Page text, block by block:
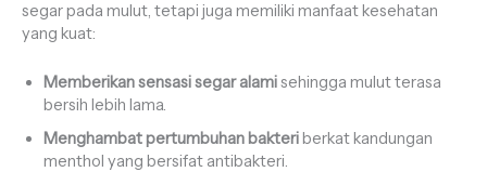
segar pada mulut, tetapi juga memiliki manfaat kesehatan
yang kuat:
Memberikan sensasi segar alamisehingga mulut terasa
bersih lebih lama.
Menghambat pertumbuhan bakteriberkat kandungan
menthol yang bersifat antibakteri.